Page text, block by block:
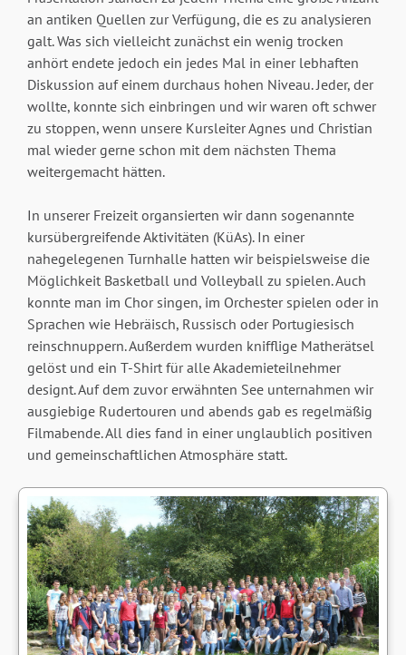
an antiken Quellen zur Verfügung, die es zu analysieren
galt. Was sich vielleicht zunächst ein wenig trocken
anhört endete jedoch ein jedes Mal in einer lebhaften
Diskussion auf einem durchaus hohen Niveau. Jeder, der
wollte, konnte sich einbringen und wir waren oft schwer
zu stoppen, wenn unsere Kursleiter Agnes und Christian
mal wieder gerne schon mit dem nächsten Thema
weitergemacht hätten.
In unserer Freizeit organsierten wir dann sogenannte
kursübergreifende Aktivitäten (KüAs). In einer
nahegelegenen Turnhalle hatten wir beispielsweise die
Möglichkeit Basketball und Volleyball zu spielen. Auch
konnte man im Chor singen, im Orchester spielen oder in
Sprachen wie Hebräisch, Russisch oder Portugiesisch
reinschnuppern. Außerdem wurden knifflige Matherätsel
gelöst und ein T-Shirt für alle Akademieteilnehmer
designt. Auf dem zuvor erwähnten See unternahmen wir
ausgiebige Rudertouren und abends gab es regelmäßig
Filmabende. All dies fand in einer unglaublich positiven
und gemeinschaftlichen Atmosphäre statt.